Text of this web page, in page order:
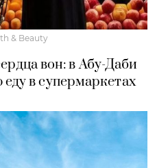
& Beauty
вон: в Абу-Даби
в супермаркетах